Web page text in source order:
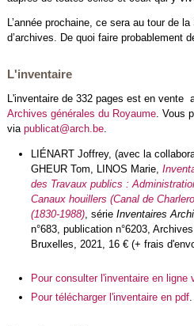
L’année prochaine, ce sera au tour de
d’archives. De quoi faire probablement
L'inventaire
L'inventaire de 332 pages est en vente
Archives générales du Royaume. Vous
via publicat@arch.be.
LIÉNART Joffrey, (avec la
GHEUR Tom, LINOS Marie,
des Travaux publics :
Canaux houillers (Canal de
(1830-1988), série Inventaires
n°683, publication n°6203,
Bruxelles, 2021, 16 € (+ frais
Pour consulter l'inventaire en ligne
Pour télécharger l'inventaire en pdf.